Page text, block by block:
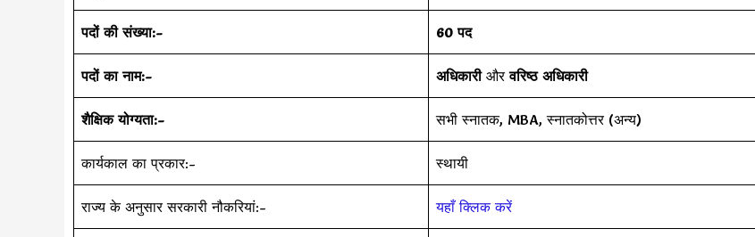
पदों की संख्या:- 60 पद
पदों का नाम:- अधिकारी औरवरिष्ठ अधिकारी
शैक्षिक योग्यता:- सभी स्नातक, MBA, स्नातकोत्तर (अन्य)
कार्यकाल का प्रकार:- स्थायी
राज्य के अनुसार सरकारी नौकरियां:- यहाँ क्लिक करें